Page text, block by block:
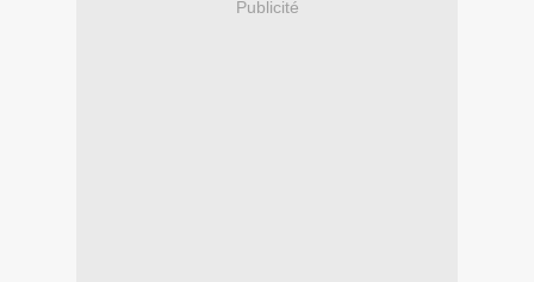
Publicité